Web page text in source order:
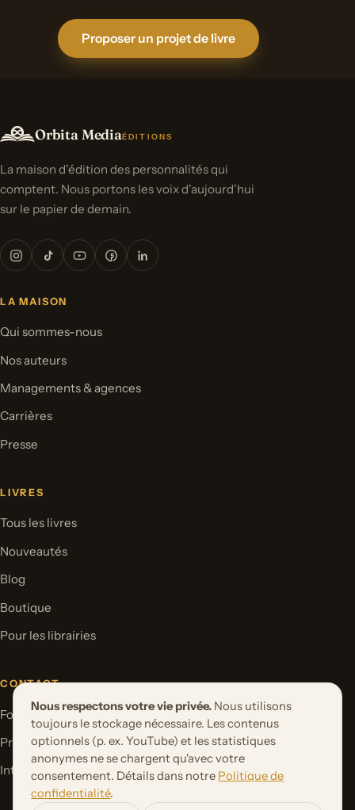
Proposer un projet de livre
Orbita MediaÉDITIONS
La maison d'édition des personnalités qui
comptent. Nous portons les voix d'aujourd'hui
sur le papier de demain.
LA MAISON
Qui sommes-nous
Nos auteurs
Managements & agences
Carrières
Presse
LIVRES
Tous les livres
Nouveautés
Blog
Boutique
Pour les librairies
CONTACT
Formulaire de contact
Proposer un projet de livre
International Rights
Nous respectons votre vie privée. Nous utilisons
toujours le stockage nécessaire. Les contenus
optionnels (p. ex. YouTube) et les statistiques
anonymes ne se chargent qu'avec votre
consentement. Détails dans notre Politique de
confidentialité.